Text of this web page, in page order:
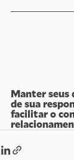
Manter seus
de sua
facilitar o